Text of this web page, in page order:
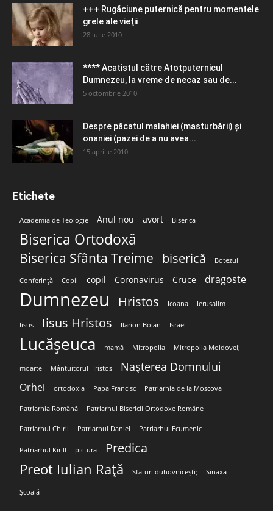
+++ Rugăciune puternică pentru momentele
grele ale vieţii
28 iulie 2010
**** Acatistul către Atotputernicul
Dumnezeu, la vreme de necaz sau de...
5 octombrie 2010
Despre păcatul malahiei (masturbării) şi
onaniei (pazei de a nu avea...
15 aprilie 2010
Etichete
Academia de Teologie Anul nou avort Biserica
Biserica Ortodoxă
Biserica Sfânta Treime biserică Botezul
Conferință Copii copil Coronavirus Cruce dragoste
Dumnezeu Hristos Icoana Ierusalim
Iisus Iisus Hristos Ilarion Boian Israel
Lucășeuca mamă Mitropolia Mitropolia Moldovei;
moarte Mântuitorul Hristos Nașterea Domnului
Orhei ortodoxia Papa Francisc Patriarhia de la Moscova
Patriarhia Română Patriarhul Bisericii Ortodoxe Române
Patriarhul Chiril Patriarhul Daniel Patriarhul Ecumenic
Patriarhul Kirill pictura Predica
Preot Iulian Rață Sfaturi duhovnicești; Sinaxa
Școală